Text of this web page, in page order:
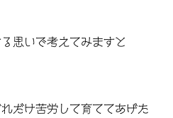
思いで考えてみますと
だけ苦労して育ててあげた